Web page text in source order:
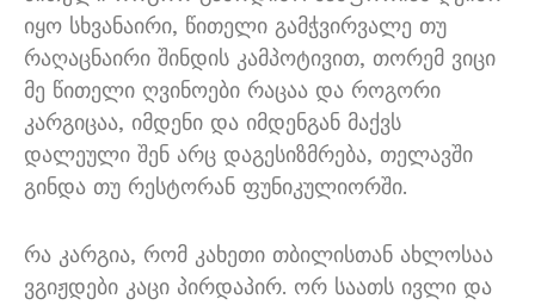
იყო სხვანაირი, წითელი გამჭვირვალე თუ
რაღაცნაირი შინდის კამპოტივით, თორემ ვიცი
მე წითელი ღვინოები რაცაა და როგორი
კარგიცაა, იმდენი და იმდენგან მაქვს
დალეული შენ არც დაგესიზმრება, თელავში
გინდა თუ რესტორან ფუნიკულიორში.
რა კარგია, რომ კახეთი თბილისთან ახლოსაა
ვგიჟდები კაცი პირდაპირ. ორ საათს ივლი და